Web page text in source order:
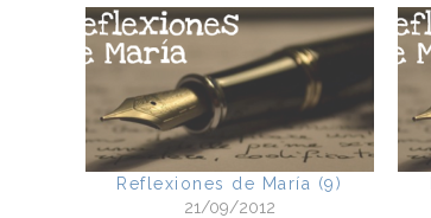
Reflexiones de María (9)
21/09/2012